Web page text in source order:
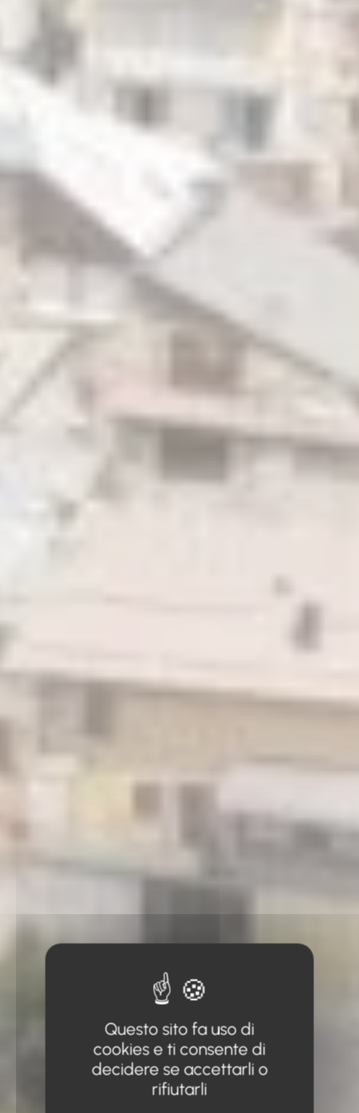
Questo sito fa uso di
cookies e ti consente di
decidere se accettarli o
rifiutarli